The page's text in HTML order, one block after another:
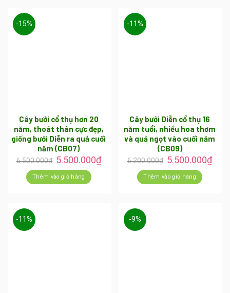
-15%
Cây bưởi cổ thụ hơn 20
năm, thoát thân cực đẹp,
giống bưởi Diễn ra quả cuối
năm (CB07)
6.500.000₫ 5.500.000₫
Thêm vào giỏ hàng
-11%
Cây bưởi Diễn cổ thụ 16
năm tuổi, nhiều hoa thơm
và quả ngọt vào cuối năm
(CB09)
6.200.000₫ 5.500.000₫
Thêm vào giỏ hàng
-11% -9%